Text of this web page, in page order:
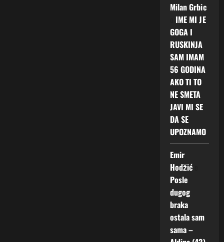
Milan Grbic
IME MI JE
GOGA I
RUSKINJA
SAM IMAM
56 GODINA
AKO TI TO
NE SMETA
JAVI MI SE
DA SE
UPOZNAMO
Emir
Hodžić
Posle
dugog
braka
ostala sam
sama –